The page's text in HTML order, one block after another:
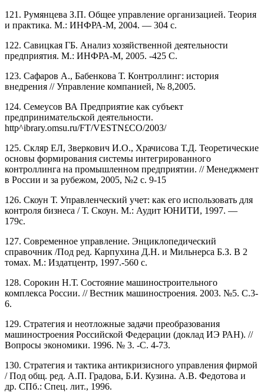
121. Румянцева З.П. Общее управление организацией. Теория
и практика. М.: ИНФРА-М, 2004. — 304 с.
122. Савицкая ГБ. Анализ хозяйственной деятельности
предприятия. М.: ИНФРА-М, 2005. -425 С.
123. Сафаров А., Бабенкова Т. Контроллинг: история
внедрения // Управление компанией, № 8,2005.
124. Семеусов ВА Предприятие как субъект
предпринимательской деятельности.
http^ibrary.omsu.ru/FT/VESTN£CO/2003/
125. Скляр ЕЛ, Зверкович И.О., Храчисова Т.Д. Теоретические
основы формирования системы интегрированного
контроллинга на промышленном предприятии. // Менеджмент
в России и за рубежом, 2005, №2 с. 9-15
126. Скоун Т. Управленческий учет: как его использовать для
контроля бизнеса / Т. Скоун. М.: Аудит ЮНИТИ, 1997. —
179с.
127. Современное управление. Энциклопедический
справочник /Под ред. Карпухина Д.Н. и Мильнерса Б.З. В 2
томах. М.: Издатцентр, 1997.-560 с.
128. Сорокин Н.Т. Состояние машиностроительного
комплекса России. // Вестник машиностроения. 2003. №5. С.3-
6.
129. Стратегия и неотложные задачи преобразования
машиностроения Российской Федерации (доклад ИЭ РАН). //
Вопросы экономики. 1996. № 3. -С. 4-73.
130. Стратегия и тактика антикризисного управления фирмой
/ Под общ. ред. А.П. Градова, Б.И. Кузина. А.В. Федотова и
др. СПб.: Спец. лит., 1996.